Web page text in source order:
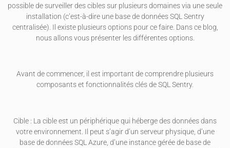
possible de surveiller des cibles sur plusieurs domaines via une seule
installation (c’est-à-dire une base de données SQL Sentry
centralisée). Il existe plusieurs options pour ce faire. Dans ce blog,
nous allons vous présenter les différentes options.
Avant de commencer, il est important de comprendre plusieurs
composants et fonctionnalités clés de SQL Sentry.
Cible : La cible est un périphérique qui héberge des données dans
votre environnement. Il peut s’agir d’un serveur physique, d’une
base de données SQL Azure, d’une instance gérée de base de